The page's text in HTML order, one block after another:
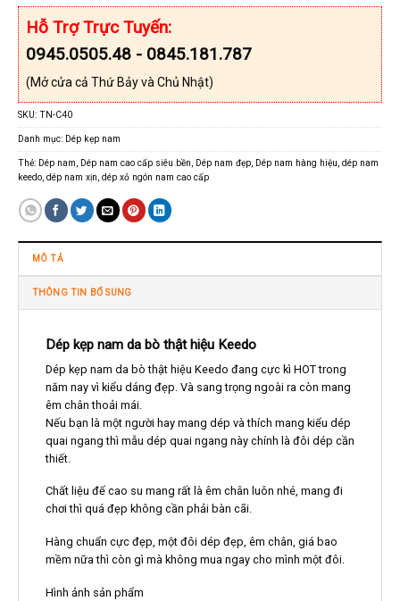
Hỗ Trợ Trực Tuyến:
0945.0505.48 - 0845.181.787
(Mở cửa cả Thứ Bảy và Chủ Nhật)
SKU: TN-C40
Danh mục: Dép kẹp nam
Thẻ: Dép nam, Dép nam cao cấp siêu bền, Dép nam đẹp, Dép nam hàng hiệu, dép nam
keedo, dép nam xịn, dép xỏ ngón nam cao cấp
MÔ TẢ
THÔNG TIN BỔ SUNG
Dép kẹp nam da bò thật hiệu Keedo
Dép kẹp nam da bò thật hiệu Keedo đang cực kì HOT trong
năm nay vì kiểu dáng đẹp. Và sang trọng ngoài ra còn mang
êm chân thoải mái.
Nếu bạn là một người hay mang dép và thích mang kiểu dép
quai ngang thì mẫu dép quai ngang này chính là đôi dép cần
thiết.
Chất liệu đế cao su mang rất là êm chân luôn nhé, mang đi
chơi thì quá đẹp không cần phải bàn cãi.
Hàng chuẩn cực đẹp, một đôi dép đẹp, êm chân, giá bao
mềm nữa thì còn gì mà không mua ngay cho mình một đôi.
Hình ảnh sản phẩm